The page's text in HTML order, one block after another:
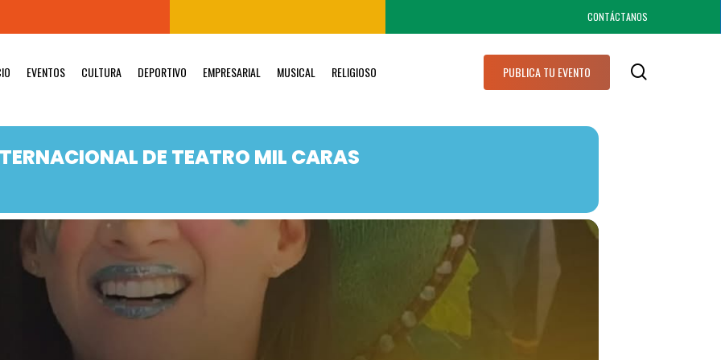
CONTÁCTANOS
EVENTOS CULTURA DEPORTIVO EMPRESARIAL MUSICAL RELIGIOSO PUBLICA TU EVENTO
DE TEATRO MIL CARAS